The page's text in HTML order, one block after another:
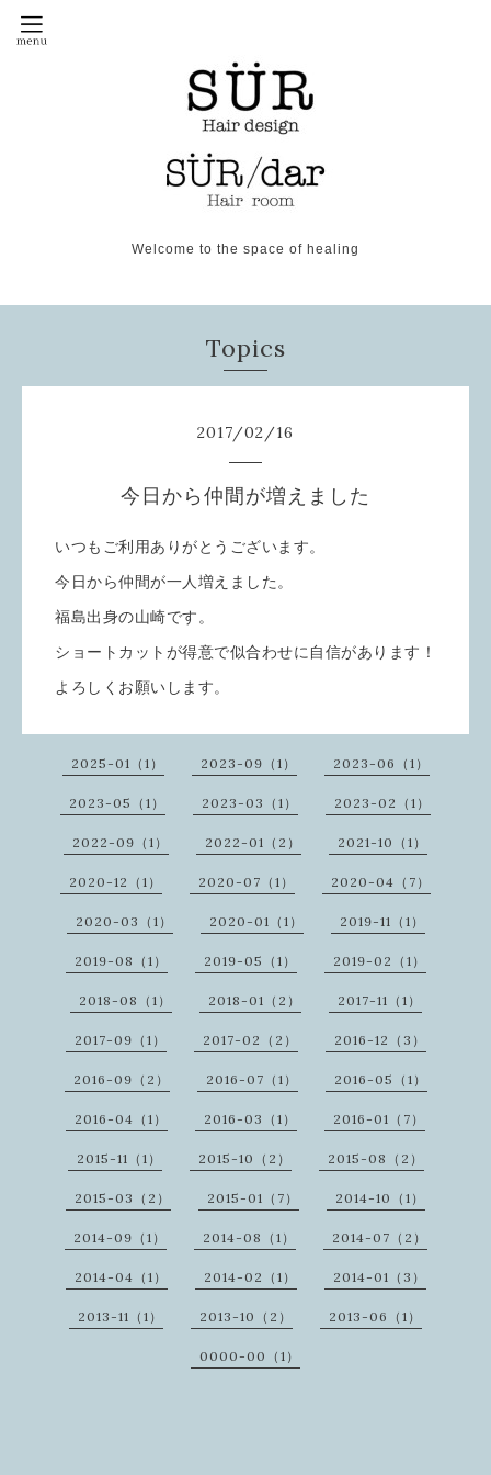
Welcome to the space of healing
Topics
2017/02/16
今日から仲間が増えました
いつもご利用ありがとうございます。
今日から仲間が一人増えました。
福島出身の山崎です。
ショートカットが得意で似合わせに自信があります！
よろしくお願いします。
2025-01（1） 2023-09（1） 2023-06（1）
2023-05（1） 2023-03（1） 2023-02（1）
2022-09（1） 2022-01（2） 2021-10（1）
2020-12（1） 2020-07（1） 2020-04（7）
2020-03（1） 2020-01（1） 2019-11（1）
2019-08（1） 2019-05（1） 2019-02（1）
2018-08（1） 2018-01（2） 2017-11（1）
2017-09（1） 2017-02（2） 2016-12（3）
2016-09（2） 2016-07（1） 2016-05（1）
2016-04（1） 2016-03（1） 2016-01（7）
2015-11（1） 2015-10（2） 2015-08（2）
2015-03（2） 2015-01（7） 2014-10（1）
2014-09（1） 2014-08（1） 2014-07（2）
2014-04（1） 2014-02（1） 2014-01（3）
2013-11（1） 2013-10（2） 2013-06（1）
0000-00（1）